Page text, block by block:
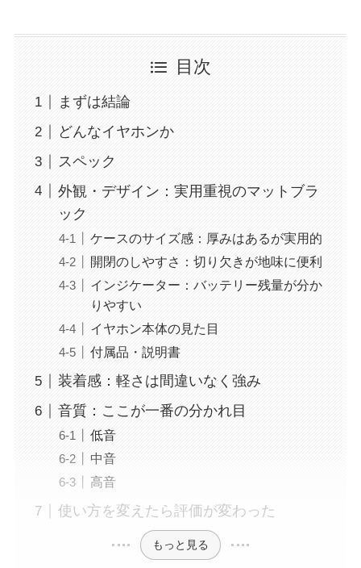
目次
まずは結論
どんなイヤホンか
スペック
外観・デザイン：実用重視のマットブラ
ック
ケースのサイズ感：厚みはあるが実用的
開閉のしやすさ：切り欠きが地味に便利
インジケーター：バッテリー残量が分か
りやすい
イヤホン本体の見た目
付属品・説明書
装着感：軽さは間違いなく強み
音質：ここが一番の分かれ目
低音
中音
高音
使い方を変えたら評価が変わった
もっと見る